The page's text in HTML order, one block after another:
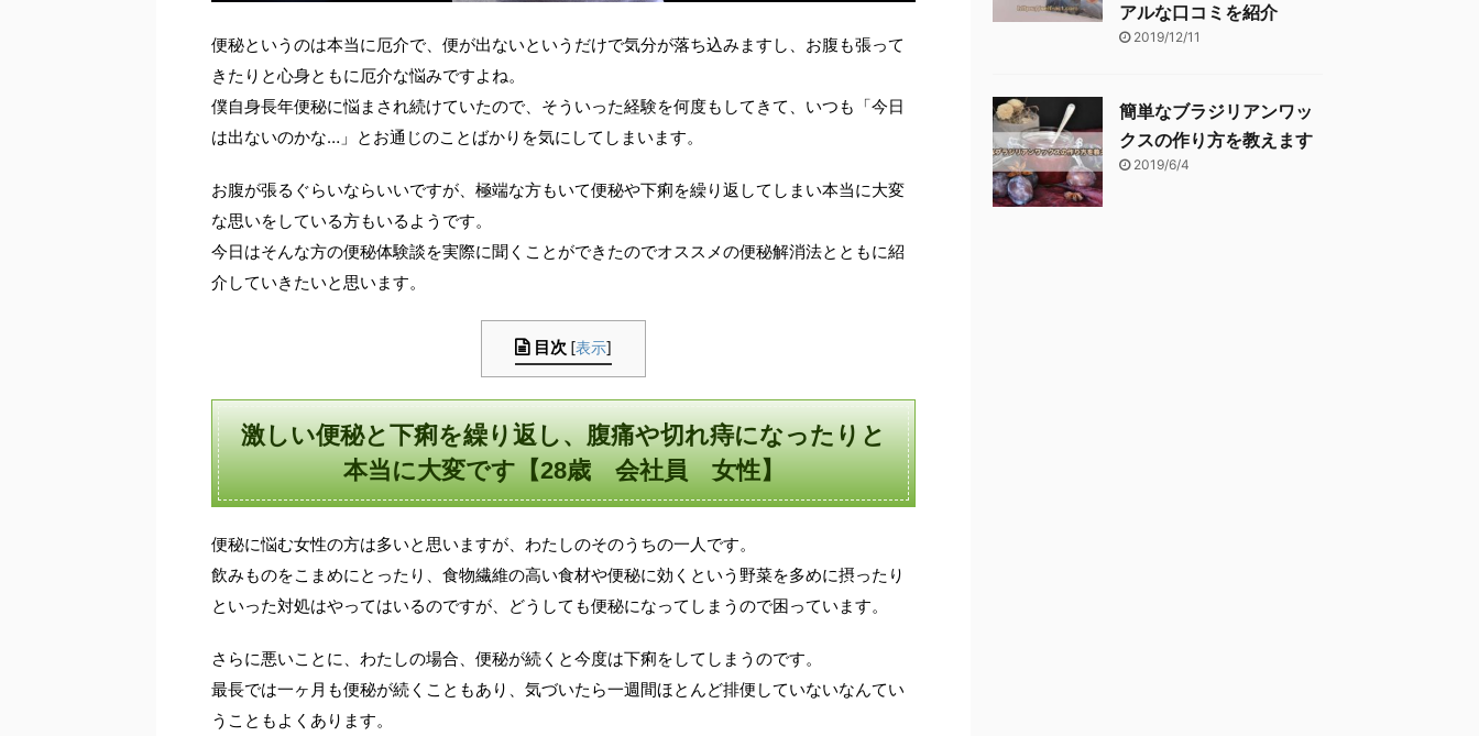
便秘というのは本当に厄介で、便が出ないというだけで気分が落ち込みますし、お腹も張って
きたりと心身ともに厄介な悩みですよね。
僕自身長年便秘に悩まされ続けていたので、そういった経験を何度もしてきて、いつも「今日
は出ないのかな…」とお通じのことばかりを気にしてしまいます。
お腹が張るぐらいならいいですが、極端な方もいて便秘や下痢を繰り返してしまい本当に大変
な思いをしている方もいるようです。
今日はそんな方の便秘体験談を実際に聞くことができたのでオススメの便秘解消法とともに紹
介していきたいと思います。
目次 [表示]
激しい便秘と下痢を繰り返し、腹痛や切れ痔になったりと
本当に大変です【28歳 会社員 女性】
便秘に悩む女性の方は多いと思いますが、わたしのそのうちの一人です。
飲みものをこまめにとったり、食物繊維の高い食材や便秘に効くという野菜を多めに摂ったり
といった対処はやってはいるのですが、どうしても便秘になってしまうので困っています。
さらに悪いことに、わたしの場合、便秘が続くと今度は下痢をしてしまうのです。
最長では一ヶ月も便秘が続くこともあり、気づいたら一週間ほとんど排便していないなんてい
うこともよくあります。
アルな口コミを紹介
2019/12/11
簡単なブラジリアンワッ
クスの作り方を教えます
2019/6/4